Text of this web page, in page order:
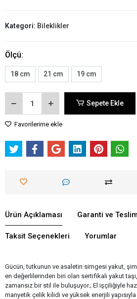
Kategori: Bileklikler
Ölçü:
18 cm 21 cm 19 cm
Sepete Ekle
Favorilerime ekle
Ürün Açıklaması Garanti ve
Taksit Seçenekleri Yorumlar
Gücün, tutkunun ve asaletin simgesi yakut,
en değerlilerinden biri olan sertifikalı yakut
zamansız bir stil ile buluşuyor.; El işçiliğiyle
manyetik çelik kilidi ve yüksek enerjili